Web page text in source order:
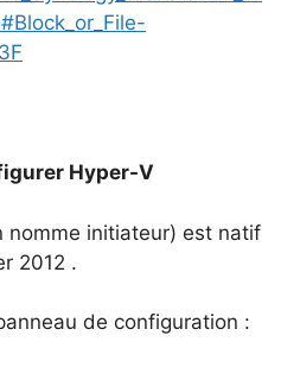
Hyper-V
nomme initiateur) est natif
2012 .
de configuration :